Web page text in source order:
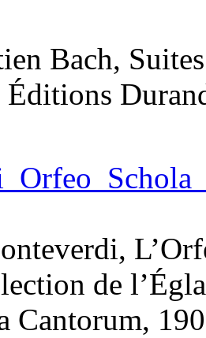
Bach,
Éditions
de
Cantorum,